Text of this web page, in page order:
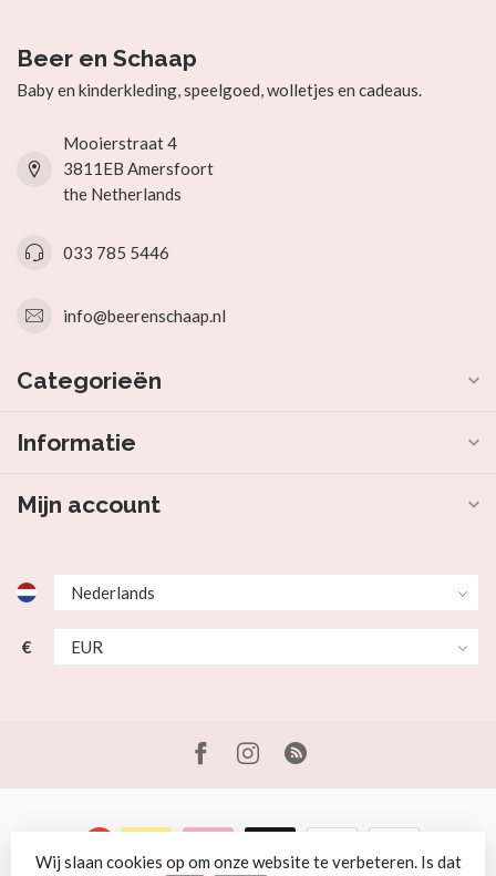
Beer en Schaap
Baby en kinderkleding, speelgoed, wolletjes en cadeaus.
Mooierstraat 4
3811EB Amersfoort
the Netherlands
033 785 5446
info@beerenschaap.nl
Categorieën
Informatie
Mijn account
€
Wij slaan cookies op om onze website te verbeteren. Is dat